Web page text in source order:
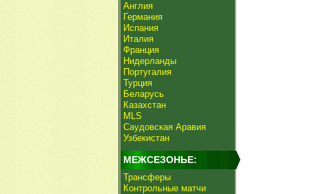
Англия
Германия
Испания
Италия
Франция
Нидерланды
Португалия
Турция
Беларусь
Казахстан
MLS
Саудовская Аравия
Узбекистан
МЕЖСЕЗОНЬЕ:
Трансферы
Контрольные матчи